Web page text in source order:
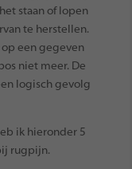
staan of lopen
te herstellen.
op een gegeven
niet meer. De
logisch gevolg
ik hieronder 5
rugpijn.